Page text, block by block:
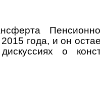
года, и он
о